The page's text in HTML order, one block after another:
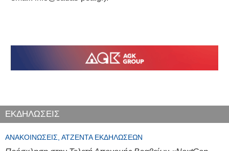
ΕΚΔΗΛΩΣΕΙΣ
ΑΝΑΚΟΙΝΏΣΕΙΣ, ΑΤΖΈΝΤΑ ΕΚΔΗΛΏΣΕΩΝ